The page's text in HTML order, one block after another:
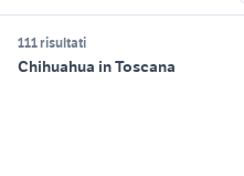
111 risultati
Chihuahua in Toscana